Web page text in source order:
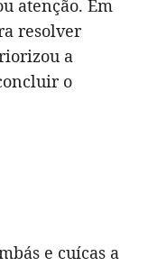
atenção. Em
resolver
a
o
e cuícas a